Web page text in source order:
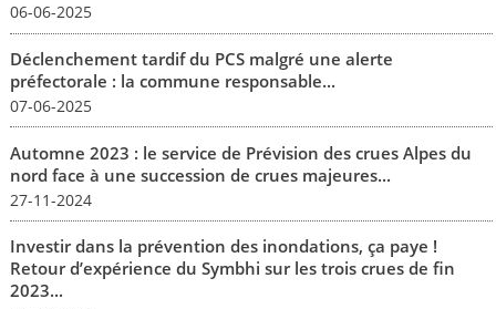
06-06-2025
Déclenchement tardif du PCS malgré une alerte
préfectorale : la commune responsable...
07-06-2025
Automne 2023 : le service de Prévision des crues Alpes du
nord face à une succession de crues majeures...
27-11-2024
Investir dans la prévention des inondations, ça paye !
Retour d’expérience du Symbhi sur les trois crues de fin
2023...